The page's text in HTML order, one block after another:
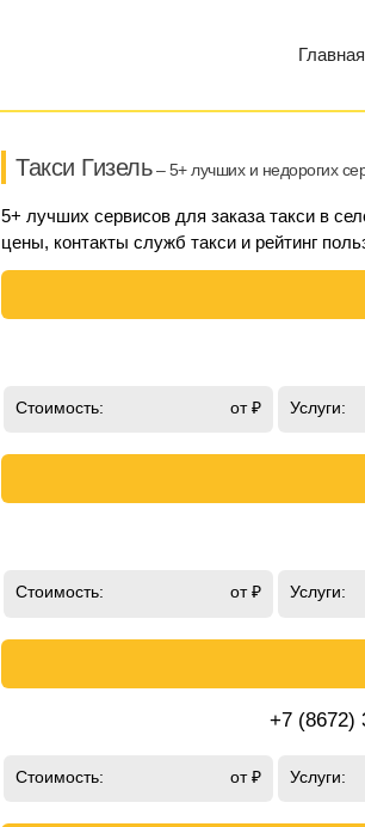
Главная
Такси Гизель– 5+ лучших и недорогих
5+ лучших сервисов для заказа такси в
цены, контакты служб такси и рейтинг
Стоимость: от ₽ Услуги:
Стоимость: от ₽ Услуги:
+7 (8672)
Стоимость: от ₽ Услуги: